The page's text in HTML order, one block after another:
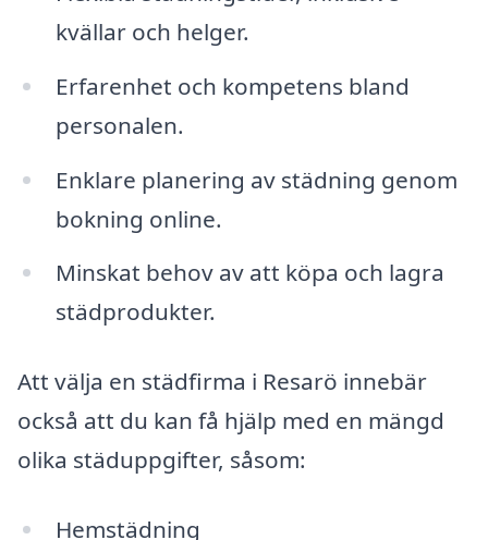
kvällar och helger.
Erfarenhet och kompetens bland
personalen.
Enklare planering av städning genom
bokning online.
Minskat behov av att köpa och lagra
städprodukter.
Att välja en städfirma i Resarö innebär
också att du kan få hjälp med en mängd
olika städuppgifter, såsom:
Hemstädning